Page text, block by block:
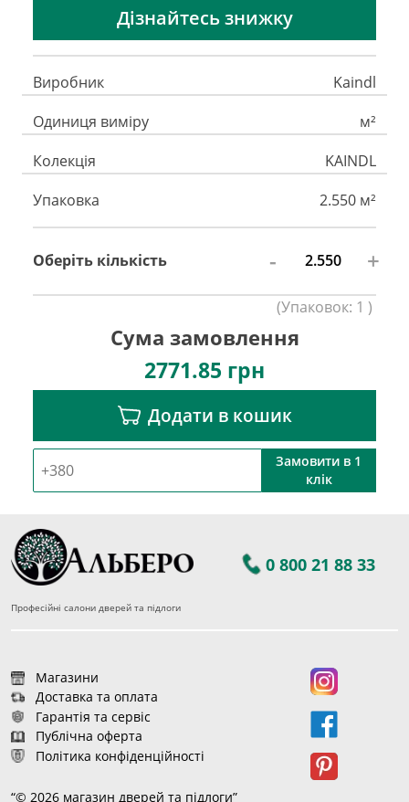
Дізнайтесь знижку
Виробник
Kaindl
Одиниця виміру
м²
Колекція
KAINDL
Упаковка
2.550 м²
Оберіть кількість - +
(Упаковок: 1 )
Сума замовлення
2771.85 грн
Додати в кошик
Замовити в 1
клік
0 800 21 88 33
Професійні салони дверей та підлоги
Магазини
Доставка та оплата
Гарантія та сервіс
Публічна оферта
Політика конфіденційності
“© 2026 магазин дверей та підлоги”